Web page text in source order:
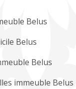
Belus
Belus
Belus
immeuble Belus